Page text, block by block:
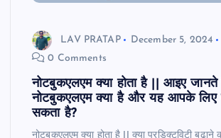
LAV PRATAP
December 5, 2024
0 Comments
नोटबुकएलएम क्या होता है || आइए जानते
नोटबुकएलएम क्या है और यह आपके लिए
सकता है?
नोटबुकएलएम क्या होता है || क्या प्रडिक्टविटी बढ़ाने